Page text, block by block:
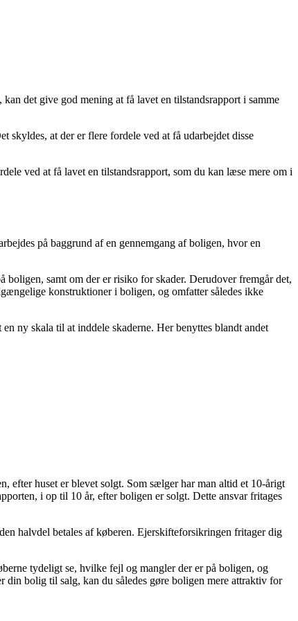
det give god mening at få lavet en tilstandsrapport i samme
skyldes, at der er flere fordele ved at få udarbejdet disse
ved at få lavet en tilstandsrapport, som du kan læse mere om i
på baggrund af en gennemgang af boligen, hvor en
boligen, samt om der er risiko for skader. Derudover fremgår det,
konstruktioner i boligen, og omfatter således ikke
ny skala til at inddele skaderne. Her benyttes blandt andet
efter huset er blevet solgt. Som sælger har man altid et 10-årigt
i op til 10 år, efter boligen er solgt. Dette ansvar fritages
halvdel betales af køberen. Ejerskifteforsikringen fritager dig
tydeligt se, hvilke fejl og mangler der er på boligen, og
din bolig til salg, kan du således gøre boligen mere attraktiv for